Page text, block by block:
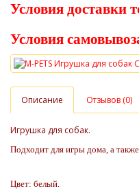
Условия доставки
Условия
Описание Отзывов (0)
Игрушка для собак.
Подходит для игры дома, а
Цвет: белый.